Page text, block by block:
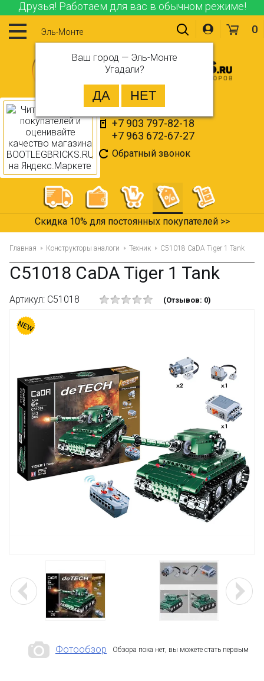
Друзья! Работаем для вас в обычном режиме!
Эль-Монте
Ваш город — Эль-Монте
Угадали?
+7 903 797-82-18
+7 963 672-67-27
Обратный звонок
0
Скидка 10% для постоянных покупателей >>
Главная Конструкторы аналоги Техник C51018 CaDA Tiger 1 Tank
C51018 CaDA Tiger 1 Tank
Артикул: C51018 (Отзывов: 0)
Фотообзор Обзора пока нет, вы можете стать первым